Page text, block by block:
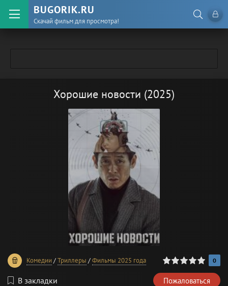
BUGORIK.RU
Скачай фильм для просмотра!
Хорошие новости (2025)
Комедии /Триллеры /Фильмы 2025 года
0 1 2 3 4 0
В закладки Пожаловаться